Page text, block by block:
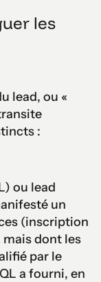
les
lead, ou «
:
ou lead
un
(inscription
mais dont les
par le
a fourni, en